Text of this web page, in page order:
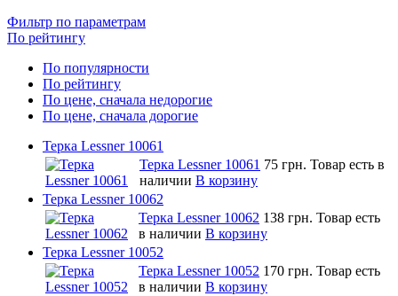
Фильтр по параметрам
По рейтингу
По популярности
По рейтингу
По цене, сначала недорогие
По цене, сначала дорогие
Терка Lessner 10061
Терка Lessner 10061 75 грн. Товар есть в
наличии В корзину
Терка Lessner 10062
Терка Lessner 10062 138 грн. Товар есть
в наличии В корзину
Терка Lessner 10052
Терка Lessner 10052 170 грн. Товар есть
в наличии В корзину